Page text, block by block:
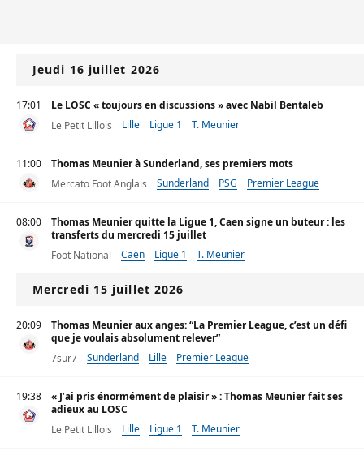
Jeudi 16 juillet 2026
17:01
Le LOSC « toujours en discussions » avec Nabil Bentaleb
Le Petit Lillois
Lille Ligue 1 T. Meunier
11:00
Thomas Meunier à Sunderland, ses premiers mots
Mercato Foot Anglais
Sunderland PSG Premier League
08:00
Thomas Meunier quitte la Ligue 1, Caen signe un buteur : les
transferts du mercredi 15 juillet
Foot National
Caen Ligue 1 T. Meunier
Mercredi 15 juillet 2026
20:09
Thomas Meunier aux anges: “La Premier League, c’est un défi
que je voulais absolument relever”
7sur7
Sunderland Lille Premier League
19:38
« J’ai pris énormément de plaisir » : Thomas Meunier fait ses
adieux au LOSC
Le Petit Lillois
Lille Ligue 1 T. Meunier